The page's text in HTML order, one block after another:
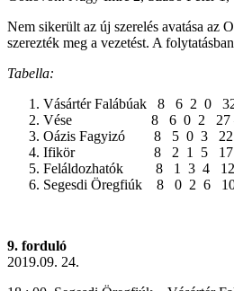
Nem sikerült az új szerelés avatása az
szerezték meg a vezetést. A
Tabella:
Vásártér Falábúak 8 6 2 0
Vése 8 6 0 2 27 –
Oázis Fagyizó 8 5 0 3
Ifikör 8 2 1 5 17 –
Feláldozhatók 8 1 3 4
Segesdi Öregfiúk 8 0 2 6
9. forduló
2019.09. 24.